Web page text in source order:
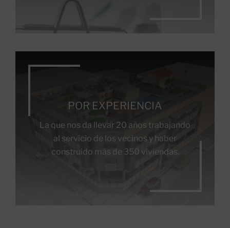
POR EXPERIENCIA
La que nos da llevar 20 años trabajando
al servicio de los vecinos y haber
construido más de 350 viviendas.